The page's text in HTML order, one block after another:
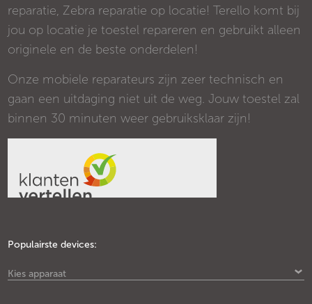
reparatie, Zebra reparatie op locatie! Terello komt bij
jou op locatie je toestel repareren en gebruikt alleen
originele en de beste onderdelen!
Onze mobiele reparateurs zijn zeer technisch en
gaan een uitdaging niet uit de weg. Jouw toestel zal
binnen 30 minuten weer gebruiksklaar zijn!
Populairste devices:
Kies apparaat